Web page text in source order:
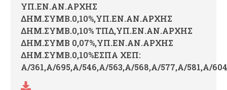
ΥΠ.ΕΝ.ΑΝ.ΑΡΧΗΣ
ΔΗΜ.ΣΥΜΒ.0,10%,ΥΠ.ΕΝ.ΑΝ.ΑΡΧΗΣ
ΔΗΜ.ΣΥΜΒ.0,10% ΤΠΔ,ΥΠ.ΕΝ.ΑΝ.ΑΡΧΗΣ
ΔΗΜ.ΣΥΜΒ 0,07%,ΥΠ.ΕΝ.ΑΝ.ΑΡΧΗΣ
ΔΗΜ.ΣΥΜΒ.0,10%ΕΣΠΑ ΧΕΠ:
Α/361,Α/695,Α/546,Α/563,Α/568,Α/577,Α/581,Α/